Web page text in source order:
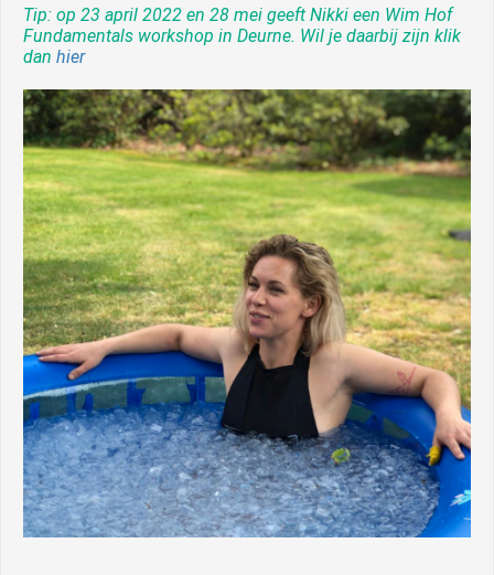
Tip: op 23 april 2022 en 28 mei geeft Nikki een Wim Hof
Fundamentals workshop in Deurne. Wil je daarbij zijn klik
dan hier